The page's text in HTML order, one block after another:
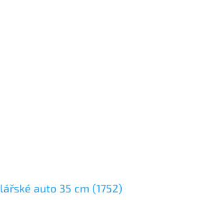
auto 35 cm (1752)